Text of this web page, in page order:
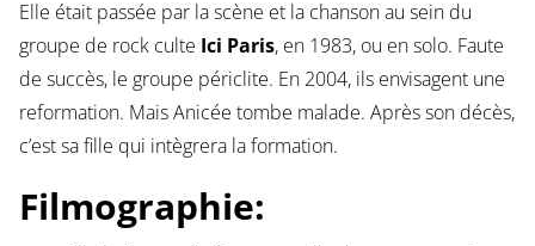
Elle était passée par la scène et la chanson au sein du
groupe de rock culte Ici Paris, en 1983, ou en solo. Faute
de succès, le groupe périclite. En 2004, ils envisagent une
reformation. Mais Anicée tombe malade. Après son décès,
c’est sa fille qui intègrera la formation.
Filmographie: